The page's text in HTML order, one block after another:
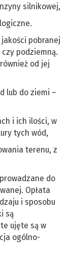
silnikowej,
pobranej
podziemną.
od jej
lub do ziemi –
i ich ilości, w
tych wód,
terenu, z
do
Opłata
i sposobu
są
ujęte są w
ogólno-